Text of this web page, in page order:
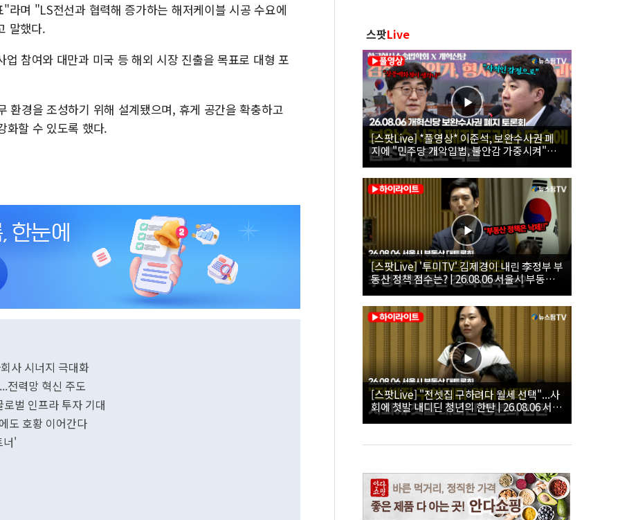
라며 "LS전선과 협력해 증가하는 해저케이블 시공 수요에
말했다.
참여와 대만과 미국 등 해외 시장 진출을 목표로 대형 포
환경을 조성하기 위해 설계됐으며, 휴게 공간을 확충하고
화할 수 있도록 했다.
사 시너지 극대화
전력망 혁신 주도
벌 인프라 투자 기대
도 호황 이어간다
너'
스팟Live
[스팟Live] *풀영상* 이준석, 보완수사권 폐
지에 "민주당 개악입법, 불안감 가중시켜"｜
26.08.06 개혁신당 보완수사권 폐지 토론회
[스팟Live] '투미TV' 김제경이 내린 李정부 부
동산 정책 점수는? | 26.08.06 서울시 부동산
대토론회
[스팟Live] "전셋집 구하려다 월세 선택"...사
회에 첫발 내디딘 청년의 한탄 | 26.08.06 서울
시 부동산 대토론회